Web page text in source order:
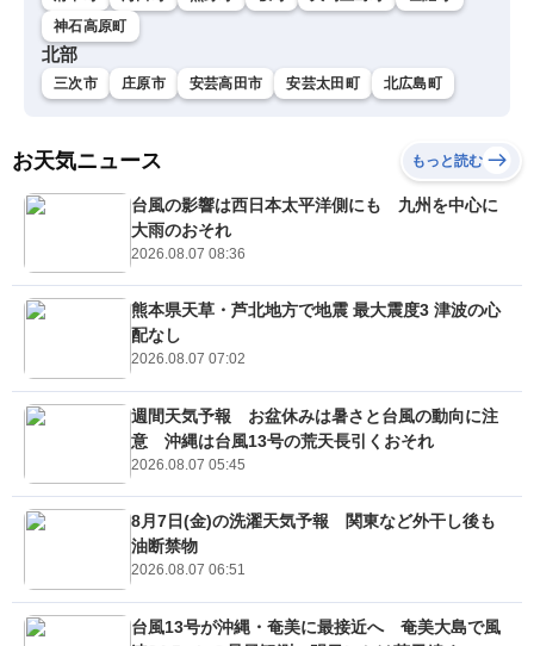
神石高原町
北部
三次市 庄原市 安芸高田市 安芸太田町 北広島町
お天気ニュース もっと読む
台風の影響は西日本太平洋側にも 九州を中心に
大雨のおそれ
2026.08.07 08:36
熊本県天草・芦北地方で地震 最大震度3 津波の心
配なし
2026.08.07 07:02
週間天気予報 お盆休みは暑さと台風の動向に注
意 沖縄は台風13号の荒天長引くおそれ
2026.08.07 05:45
8月7日(金)の洗濯天気予報 関東など外干し後も
油断禁物
2026.08.07 06:51
台風13号が沖縄・奄美に最接近へ 奄美大島で風